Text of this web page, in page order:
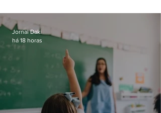
residências de luxo no Rio
Jornal Daki
há 18 horas